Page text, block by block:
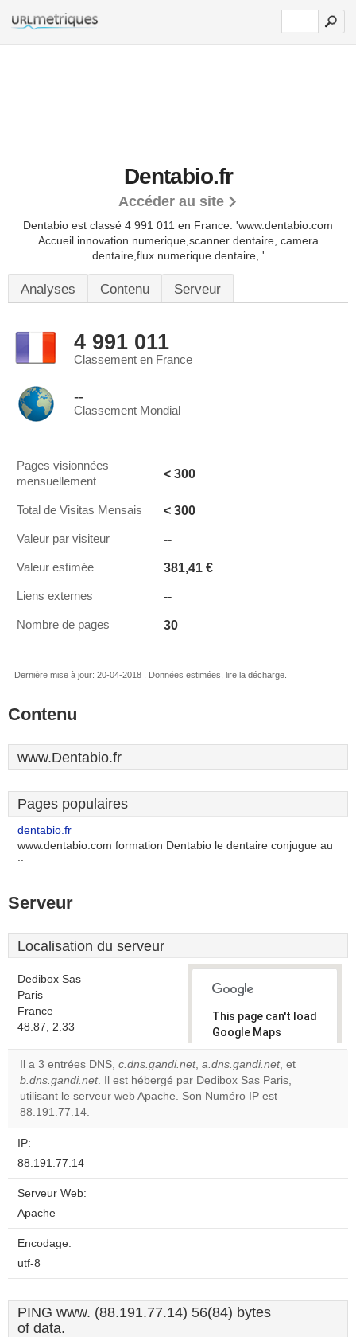
Dentabio.fr
Accéder au site
Dentabio est classé 4 991 011 en France. 'www.dentabio.com
Accueil innovation numerique,scanner dentaire, camera
dentaire,flux numerique dentaire,.'
Analyses Contenu Serveur
4 991 011
Classement en France
--
Classement Mondial
Pages visionnées
mensuellement
< 300
Total de Visitas Mensais < 300
Valeur par visiteur --
Valeur estimée 381,41 €
Liens externes --
Nombre de pages 30
Dernière mise à jour: 20-04-2018 . Données estimées, lire la décharge.
Contenu
www.Dentabio.fr
Pages populaires
dentabio.fr
www.dentabio.com formation Dentabio le dentaire conjugue au
..
Serveur
Localisation du serveur
Dedibox Sas
Paris
France
48.87, 2.33
This page can't load
Google Maps
correctly.
Do you
own this
Il a 3 entrées DNS, c.dns.gandi.net, a.dns.gandi.net, et
b.dns.gandi.net. Il est hébergé par Dedibox Sas Paris,
utilisant le serveur web Apache. Son Numéro IP est
88.191.77.14.
IP:
88.191.77.14
Serveur Web:
Apache
Encodage:
utf-8
PING www. (88.191.77.14) 56(84) bytes
of data.